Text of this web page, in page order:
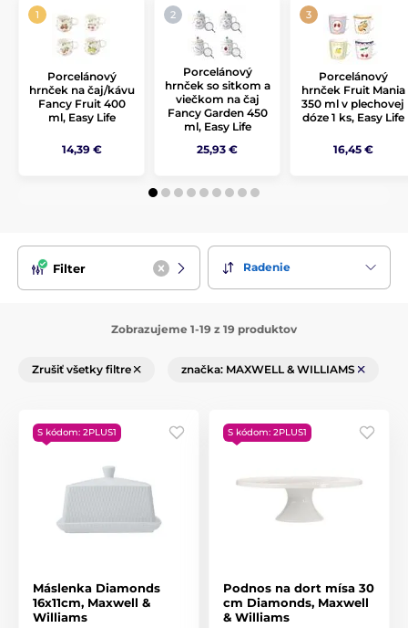
Porcelánový
hrnček na čaj/kávu
Fancy Fruit 400
ml, Easy Life
14,39 €
Porcelánový
hrnček so sitkom a
viečkom na čaj
Fancy Garden 450
ml, Easy Life
25,93 €
Porcelánový
hrnček Fruit Mania
350 ml v plechovej
dóze 1 ks, Easy Life
16,45 €
Filter Radenie
Zobrazujeme 1-19 z 19 produktov
Zrušiť všetky filtre značka: MAXWELL & WILLIAMS
S kódom: 2PLUS1
Máslenka Diamonds
16x11cm, Maxwell &
Williams
S kódom: 2PLUS1
Podnos na dort mísa 30
cm Diamonds, Maxwell
& Williams